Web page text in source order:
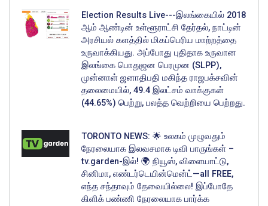
Election Results Live---இலங்கையில் 2018
ஆம் ஆண்டின் உள்ளூராட்சி தேர்தல், நாட்டின்
அரசியல் களத்தில் மிகப்பெரிய மாற்றத்தை
உருவாக்கியது. அப்போது புதிதாக உருவான
இலங்கை பொதுஜன பெரமுன (SLPP),
முன்னாள் ஜனாதிபதி மகிந்த ராஜபக்சவின்
தலைமையில், 49.4 இலட்சம் வாக்குகள்
(44.65%) பெற்று, பலத்த வெற்றியை பெற்றது.
TORONTO NEWS: 🌟 உலகம் முழுவதும்
நேரலையாக இலவசமாக டிவி பாருங்கள் –
tv.garden-இல்! 🌍 நியூஸ், விளையாட்டு,
சினிமா, எண்டர்டெயின்மென்ட்—all FREE,
எந்த சந்தாவும் தேவையில்லை! இப்போதே
கிளிக் பண்ணி நேரலையாக பார்க்க